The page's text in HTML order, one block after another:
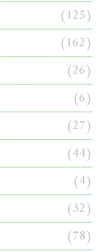
(125)
(162)
(26)
(6)
(27)
(44)
(4)
(32)
(78)